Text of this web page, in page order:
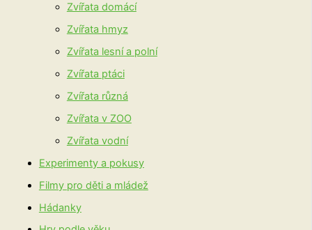
Zvířata domácí
Zvířata hmyz
Zvířata lesní a polní
Zvířata ptáci
Zvířata různá
Zvířata v ZOO
Zvířata vodní
Experimenty a pokusy
Filmy pro děti a mládež
Hádanky